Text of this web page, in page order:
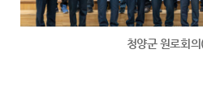
청양군 원로회의